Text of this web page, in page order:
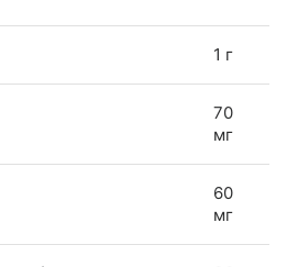
1 г
70
мг
60
мг